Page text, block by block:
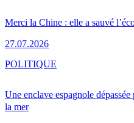
Merci la Chine : elle a sauvé
27.07.2026
Une enclave espagnole
la mer
POLITIQUE